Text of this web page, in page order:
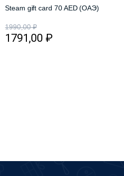
Steam gift card 70 AED (ОАЭ)
1990,00₽
1791,00 ₽